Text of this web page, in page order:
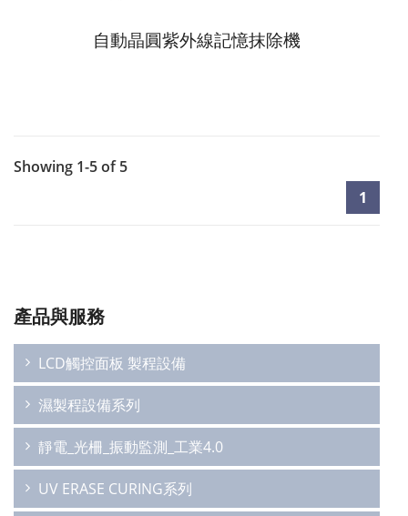
自動晶圓紫外線記憶抹除機
Showing 1-5 of 5
1
產品與服務
LCD觸控面板 製程設備
濕製程設備系列
靜電_光柵_振動監測_工業4.0
UV ERASE CURING系列